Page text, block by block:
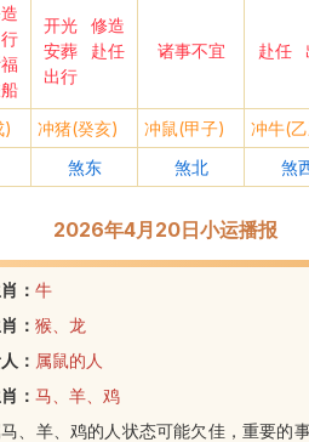
开光
修造
安葬
赴任
出行
诸事不宜 赴任
) 冲猪(癸亥) 冲鼠(甲子) 冲牛(
煞东 煞北 煞
2026年4月20日小运播报
： 牛
： 猴、龙
： 属鼠的人
： 马、羊、鸡
、羊、鸡的人状态可能欠佳，重要的